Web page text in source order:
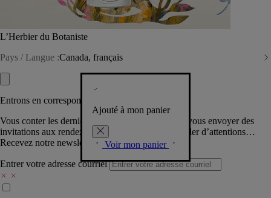
L’Herbier du Botaniste
Pays / Langue :Canada, français
Ajouté à mon panier
Voir mon panier
Entrons en correspondance​
Vous conter les dernières créations de la Maison, vous envoyer des
invitations aux rendez-vous Diptyque, vous combler d’attentions…
Recevez notre newsletter.
Entrer votre adresse courriel